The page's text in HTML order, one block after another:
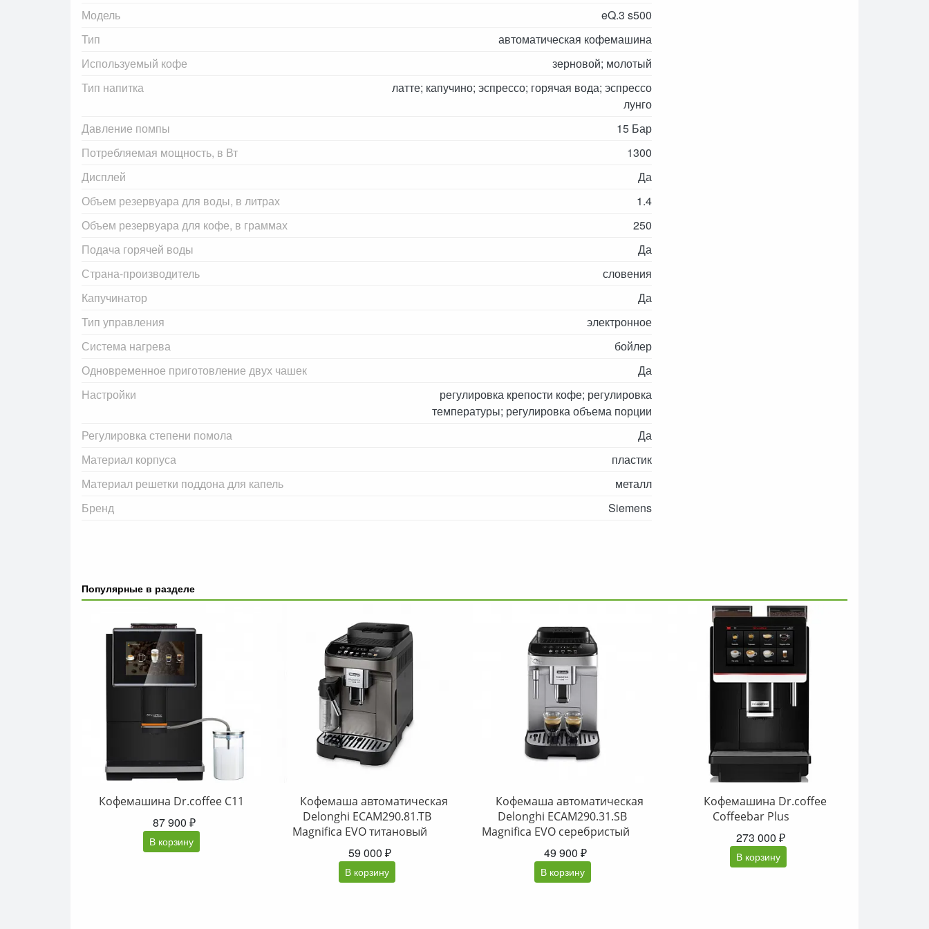
Модель
eQ.3 s500
Тип
автоматическая кофемашина
Используемый кофе
зерновой; молотый
Тип напитка
латте; капучино; эспрессо; горячая вода; эспрессо
лунго
Давление помпы
15 Бар
Потребляемая мощность, в Вт
1300
Дисплей
Да
Объем резервуара для воды, в литрах
1.4
Объем резервуара для кофе, в граммах
250
Подача горячей воды
Да
Страна-производитель
словения
Капучинатор
Да
Тип управления
электронное
Система нагрева
бойлер
Одновременное приготовление двух чашек
Да
Настройки
регулировка крепости кофе; регулировка
температуры; регулировка объема порции
Регулировка степени помола
Да
Материал корпуса
пластик
Материал решетки поддона для капель
металл
Бренд
Siemens
Популярные в разделе
Кофемашина Dr.coffee C11
87 900 ₽
В корзину
Кофемаша автоматическая
Delonghi ECAM290.81.TB
Magnifica EVO титановый
59 000 ₽
В корзину
Кофемаша автоматическая
Delonghi ECAM290.31.SB
Magnifica EVO серебристый
49 900 ₽
В корзину
Кофемашина Dr.coffee
Coffeebar Plus
273 000 ₽
В корзину